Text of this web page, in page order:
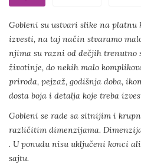
Gobleni su ustvari slike na platnu
izvesti, na taj način stvaramo
njima su razni od dečjih
životinje, do nekih malo
priroda, pejzaž, godišnja doba,
dosta boja i detalja koje treba
Gobleni se rade sa sitnijim i
različitim dimenzijama. Dimenzija
. U ponudu nisu uključeni konci
sajtu.